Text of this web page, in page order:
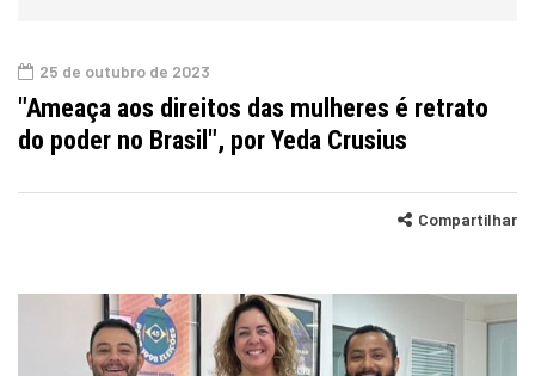
25 de outubro de 2023
"Ameaça aos direitos das mulheres é retrato
do poder no Brasil", por Yeda Crusius
Compartilhar